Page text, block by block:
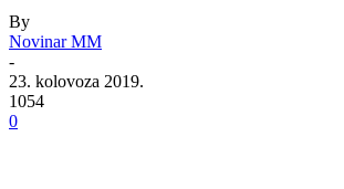
By
Novinar MM
-
23. kolovoza 2019.
1054
0